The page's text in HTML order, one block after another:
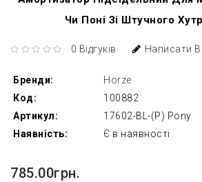
Чи Поні Зі Штучного
0 Відгуків Написати
Бренди:
Horze
Код:
100882
Артикул:
17602-BL-(P) Pony
Наявність:
Є в наявності
785.00грн.